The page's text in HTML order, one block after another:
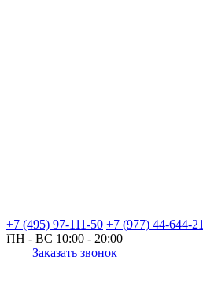
+7 (495) 97-111-50 +7 (977) 44-644-21
ПН - ВС 10:00 - 20:00
Заказать звонок